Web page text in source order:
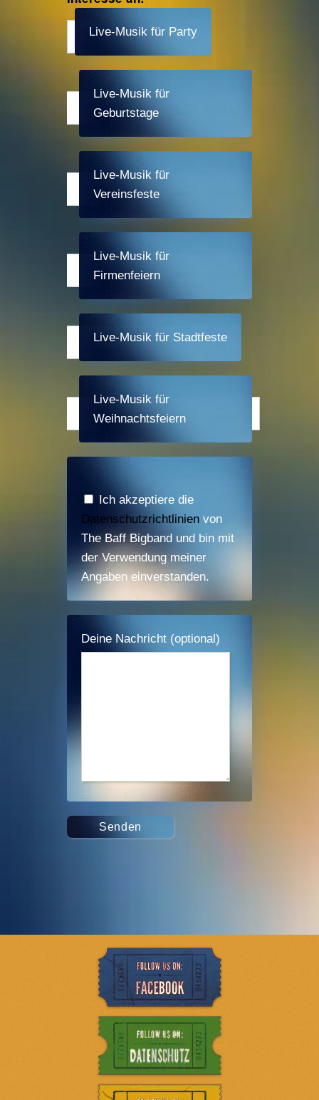
Live-Musik für Party
Live-Musik für
Geburtstage
Live-Musik für
Vereinsfeste
Live-Musik für
Firmenfeiern
Live-Musik für Stadtfeste
Live-Musik für
Weihnachtsfeiern
Ich akzeptiere die
Datenschutzrichtlinien von
The Baff Bigband und bin mit
der Verwendung meiner
Angaben einverstanden.
Deine Nachricht (optional)